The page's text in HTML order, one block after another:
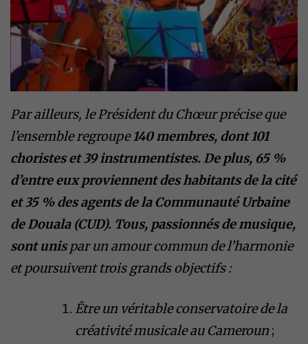
Par ailleurs, le Président du Chœur précise que
l’ensemble regroupe140 membres, dont 101
choristes et 39 instrumentistes. De plus, 65 %
d’entre eux proviennent des habitants de la cité
et 35 % des agents de la Communauté Urbaine
de Douala (CUD). Tous, passionnés de musique,
sont unispar un amour commun de l’harmonie
et poursuivent trois grands objectifs :
Être un véritable conservatoire de la
créativité musicale au Cameroun ;